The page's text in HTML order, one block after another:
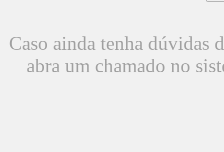
Caso ainda tenha dúvidas
abra um chamado no